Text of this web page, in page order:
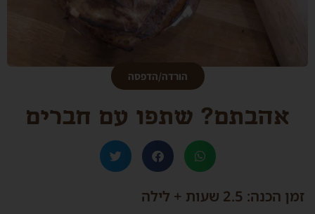
זמן הכנה: 2.5 שעות + לילה
הורדה/הדפסה
אהבתם? שתפו עם חברים